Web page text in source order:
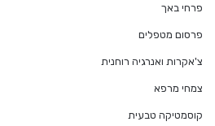
פרחי באך
פרסום מטפלים
צ'אקרות ואנרגיה רוחנית
צמחי מרפא
קוסמטיקה טבעית